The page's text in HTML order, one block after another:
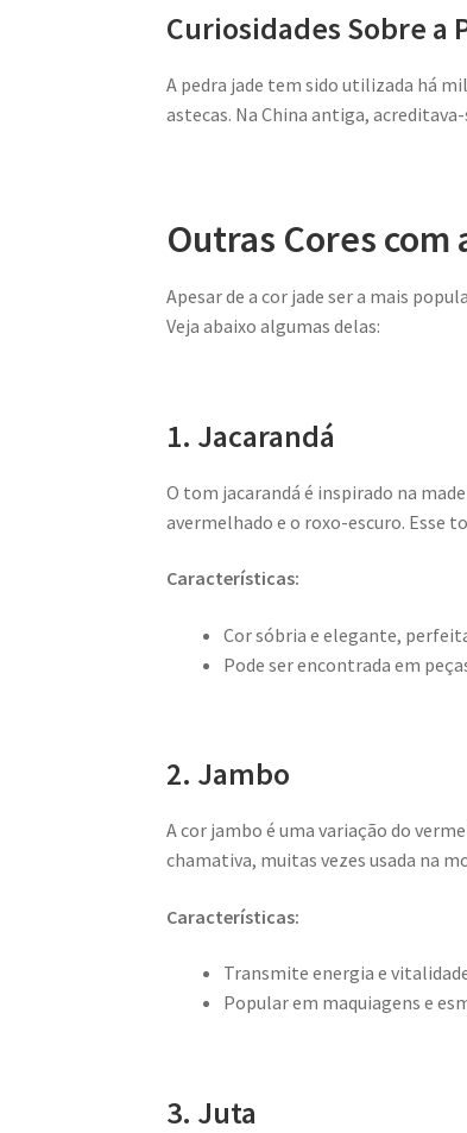
Curiosidades Sobre a
A pedra jade tem sido utilizada há
astecas. Na China antiga,
Outras Cores com
Apesar de a cor jade ser a mais
Veja abaixo algumas delas:
1. Jacarandá
O tom jacarandá é inspirado na
avermelhado e o roxo-escuro. Esse
Características:
Cor sóbria e elegante,
Pode ser encontrada em
2. Jambo
A cor jambo é uma variação do
chamativa, muitas vezes usada na
Características:
Transmite energia e
Popular em maquiagens e
3. Juta